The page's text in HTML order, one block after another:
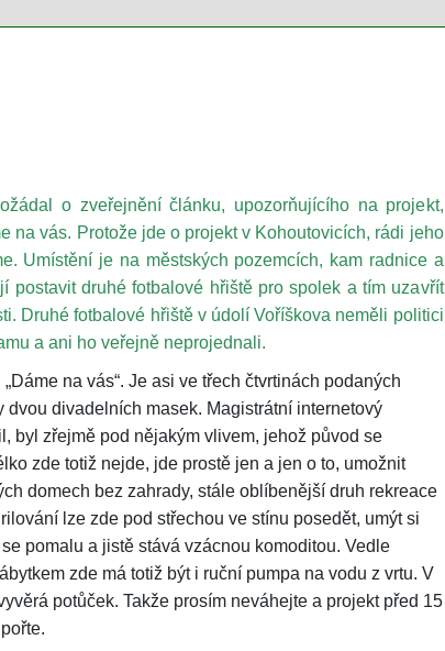
o zveřejnění článku, upozorňujícího na projekt,
na vás. Protože jde o projekt v Kohoutovicích, rádi jeho
Umístění je na městských pozemcích, kam radnice a
postavit druhé fotbalové hřiště pro spolek a tím uzavřít
Druhé fotbalové hřiště v údolí Voříškova neměli politici
a ani ho veřejně neprojednali.
na vás“. Je asi ve třech čtvrtinách podaných
divadelních masek. Magistrátní internetový
byl zřejmě pod nějakým vlivem, jehož původ se
zde totiž nejde, jde prostě jen a jen o to, umožnit
domech bez zahrady, stále oblíbenější druh rekreace
lze zde pod střechou ve stínu posedět, umýt si
pomalu a jistě stává vzácnou komoditou. Vedle
zde má totiž být i ruční pumpa na vodu z vrtu. V
potůček. Takže prosím neváhejte a projekt před 15